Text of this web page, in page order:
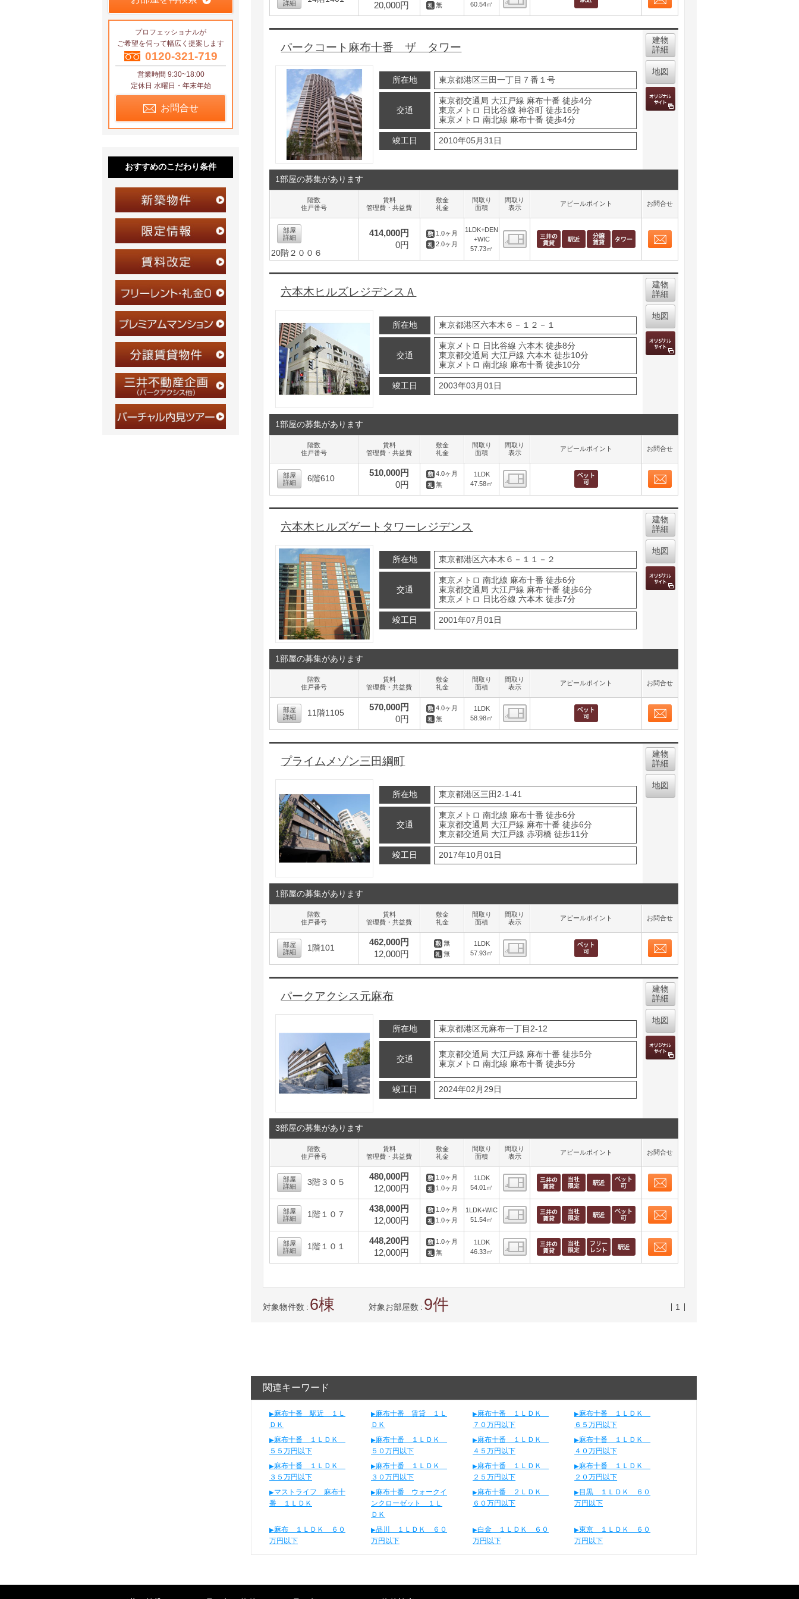
詳細 20,000円 無 60.54㎡
間取り表示
パークコート麻布十番 ザ タワー
所在地 東京都港区三田一丁目７番１号
交通
東京都交通局 大江戸線 麻布十番 徒歩4分
東京メトロ 日比谷線 神谷町 徒歩16分
東京メトロ 南北線 麻布十番 徒歩4分
竣工日 2010年05月31日
建物
詳細
地図
1部屋の募集があります
階数
住戸番号
賃料
管理費・共益費
敷金
礼金
間取り
面積
間取り
表示
アピールポイント お問合せ
部屋
詳細
20階２００６
414,000円
0円
1.0ヶ月
2.0ヶ月
1LDK+DEN
+WIC
57.73㎡
六本木ヒルズレジデンスＡ
所在地 東京都港区六本木６－１２－１
交通
東京メトロ 日比谷線 六本木 徒歩8分
東京都交通局 大江戸線 六本木 徒歩10分
東京メトロ 南北線 麻布十番 徒歩10分
竣工日 2003年03月01日
建物
詳細
地図
1部屋の募集があります
階数
住戸番号
賃料
管理費・共益費
敷金
礼金
間取り
面積
間取り
表示
アピールポイント お問合せ
部屋
詳細
6階610
510,000円
0円
4.0ヶ月
無
1LDK
47.58㎡
間取り表示
六本木ヒルズゲートタワーレジデンス
所在地 東京都港区六本木６－１１－２
交通
東京メトロ 南北線 麻布十番 徒歩6分
東京都交通局 大江戸線 麻布十番 徒歩6分
東京メトロ 日比谷線 六本木 徒歩7分
竣工日 2001年07月01日
建物
詳細
地図
1部屋の募集があります
階数
住戸番号
賃料
管理費・共益費
敷金
礼金
間取り
面積
間取り
表示
アピールポイント お問合せ
部屋
詳細
11階1105
570,000円
0円
4.0ヶ月
無
1LDK
58.98㎡
間取り表示
プライムメゾン三田綱町
所在地 東京都港区三田2-1-41
交通
東京メトロ 南北線 麻布十番 徒歩6分
東京都交通局 大江戸線 麻布十番 徒歩6分
東京都交通局 大江戸線 赤羽橋 徒歩11分
竣工日 2017年10月01日
建物
詳細
地図
1部屋の募集があります
階数
住戸番号
賃料
管理費・共益費
敷金
礼金
間取り
面積
間取り
表示
アピールポイント お問合せ
部屋
詳細
1階101
462,000円
12,000円
無
無
1LDK
57.93㎡
間取り表示
パークアクシス元麻布
所在地 東京都港区元麻布一丁目2-12
交通
東京都交通局 大江戸線 麻布十番 徒歩5分
東京メトロ 南北線 麻布十番 徒歩5分
竣工日 2024年02月29日
建物
詳細
地図
3部屋の募集があります
階数
住戸番号
賃料
管理費・共益費
敷金
礼金
間取り
面積
間取り
表示
アピールポイント お問合せ
部屋
詳細
3階３０５
480,000円
12,000円
1.0ヶ月
1.0ヶ月
1LDK
54.01㎡
間取り表示
部屋
詳細
1階１０７
438,000円
12,000円
1.0ヶ月
1.0ヶ月
1LDK+WIC
51.54㎡
間取り表示
部屋
詳細
1階１０１
448,200円
12,000円
1.0ヶ月
無
1LDK
46.33㎡
間取り表示
対象物件数 6 対象お部屋数 9 1
関連キーワード
麻布十番 駅近 １Ｌ
ＤＫ
麻布十番 賃貸 １Ｌ
ＤＫ
麻布十番 １ＬＤＫ
７０万円以下
麻布十番 １ＬＤＫ
６５万円以下
麻布十番 １ＬＤＫ
５５万円以下
麻布十番 １ＬＤＫ
５０万円以下
麻布十番 １ＬＤＫ
４５万円以下
麻布十番 １ＬＤＫ
４０万円以下
麻布十番 １ＬＤＫ
３５万円以下
麻布十番 １ＬＤＫ
３０万円以下
麻布十番 １ＬＤＫ
２５万円以下
麻布十番 １ＬＤＫ
２０万円以下
マストライフ 麻布十
番 １ＬＤＫ
麻布十番 ウォークイ
ンクローゼット １Ｌ
ＤＫ
麻布十番 ２ＬＤＫ
６０万円以下
目黒 １ＬＤＫ ６０
万円以下
麻布 １ＬＤＫ ６０
万円以下
品川 １ＬＤＫ ６０
万円以下
白金 １ＬＤＫ ６０
万円以下
東京 １ＬＤＫ ６０
万円以下
プロフェッショナルが
ご希望を伺って幅広く提案します
0120-321-719
営業時間 9:30~18:00
定休日 水曜日・年末年始
お問合せ
おすすめのこだわり条件